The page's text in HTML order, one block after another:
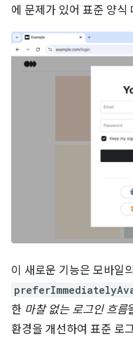
에 문제가 있어 표준 양식
이 새로운 기능은 모바일의
한 마찰 없는 로그인 흐름
환경을 개선하여 표준 로